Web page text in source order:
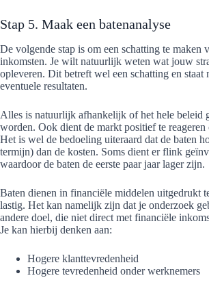
Stap 5. Maak een batenanalyse
De volgende stap is om een schatting te maken
inkomsten. Je wilt natuurlijk weten wat jouw
opleveren. Dit betreft wel een schatting en staat
eventuele resultaten.
Alles is natuurlijk afhankelijk of het hele beleid
worden. Ook dient de markt positief te reageren
Het is wel de bedoeling uiteraard dat de baten
termijn) dan de kosten. Soms dient er flink
waardoor de baten de eerste paar jaar lager zijn.
Baten dienen in financiële middelen uitgedrukt
lastig. Het kan namelijk zijn dat je onderzoek
andere doel, die niet direct met financiële
Je kan hierbij denken aan:
Hogere klanttevredenheid
Hogere tevredenheid onder werknemers